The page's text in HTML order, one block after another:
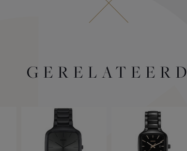
GERELATEERD